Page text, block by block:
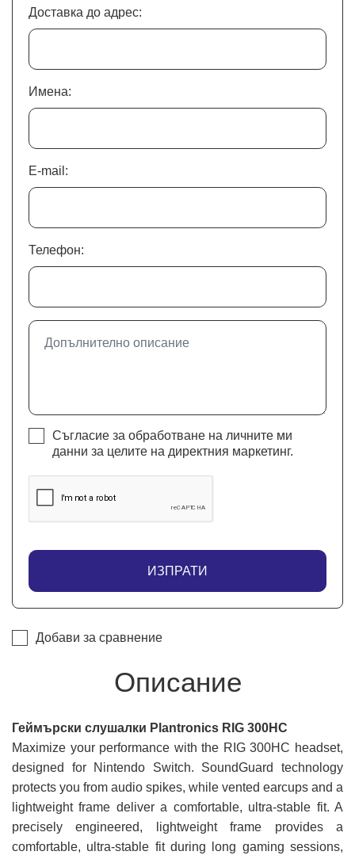
Доставка до адрес:
Имена:
E-mail:
Телефон:
Съгласие за обработване на личните ми
данни за целите на директния маркетинг.
ИЗПРАТИ
Добави за сравнение
Описание
Геймърски слушалки Plantronics RIG 300HC
Maximize your performance with the RIG 300HC headset,
designed for Nintendo Switch. SoundGuard technology
protects you from audio spikes, while vented earcups and a
lightweight frame deliver a comfortable, ultra-stable fit. A
precisely engineered, lightweight frame provides a
comfortable, ultra-stable fit during long gaming sessions,